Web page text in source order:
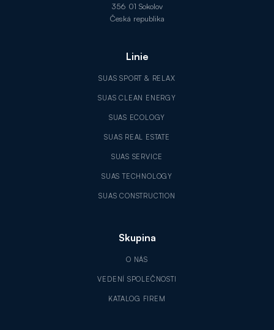
356 01 Sokolov
Česká republika
Linie
SUAS SPORT & RELAX
SUAS CLEAN ENERGY
SUAS ECOLOGY
SUAS REAL ESTATE
SUAS SERVICE
SUAS TECHNOLOGY
SUAS CONSTRUCTION
Skupina
O NÁS
VEDENÍ SPOLEČNOSTI
KATALOG FIREM